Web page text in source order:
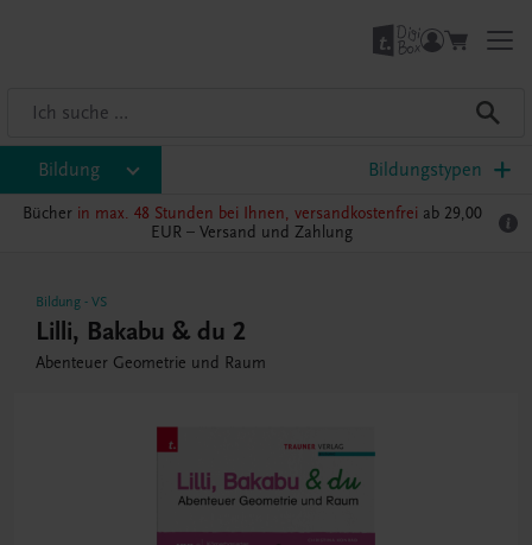
Bildung Bildungstypen
Bücher in max. 48 Stunden bei Ihnen, versandkostenfrei ab 29,00
EUR – Versand und Zahlung
Bildung - VS
Lilli, Bakabu & du 2
Abenteuer Geometrie und Raum